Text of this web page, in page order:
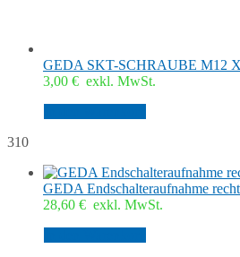
GEDA SKT-SCHRAUBE M12
3,00 € exkl. MwSt.
310
GEDA Endschalteraufnahme
28,60 € exkl. MwSt.